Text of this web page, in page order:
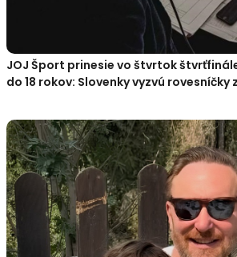
JOJ Šport prinesie vo štvrtok
do 18 rokov: Slovenky vyzvú rovesníčky